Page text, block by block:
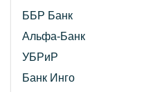
ББР Банк
Альфа-Банк
УБРиР
Банк Инго